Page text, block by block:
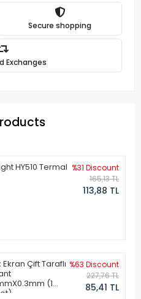
Secure shopping
Exchanges
HY510 Termal %31 Discount
165,13 TL
113,88 TL
Çift Taraflı
(1
%63 Discount
227,76 TL
85,41 TL